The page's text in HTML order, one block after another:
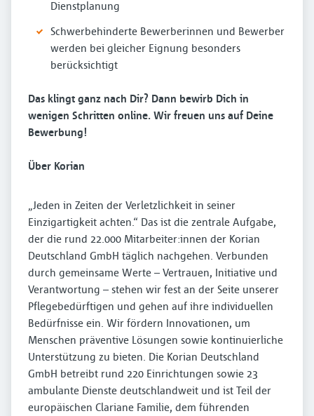
Dienstplanung
Schwerbehinderte Bewerberinnen und Bewerber
werden bei gleicher Eignung besonders
berücksichtigt
Das klingt ganz nach Dir? Dann bewirb Dich in
wenigen Schritten online. Wir freuen uns auf Deine
Bewerbung!
Über Korian
„Jeden in Zeiten der Verletzlichkeit in seiner
Einzigartigkeit achten.“ Das ist die zentrale Aufgabe,
der die rund 22.000 Mitarbeiter:innen der Korian
Deutschland GmbH täglich nachgehen. Verbunden
durch gemeinsame Werte – Vertrauen, Initiative und
Verantwortung – stehen wir fest an der Seite unserer
Pflegebedürftigen und gehen auf ihre individuellen
Bedürfnisse ein. Wir fördern Innovationen, um
Menschen präventive Lösungen sowie kontinuierliche
Unterstützung zu bieten. Die Korian Deutschland
GmbH betreibt rund 220 Einrichtungen sowie 23
ambulante Dienste deutschlandweit und ist Teil der
europäischen Clariane Familie, dem führenden